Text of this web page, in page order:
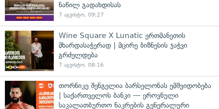
ნაწილ გადახდისას
7 აგვისტო, 09:27
Wine Square X Lunatic ერთმანეთის
მხარდასაჭერად | მცირე ბიზნესის ჯაჭვი
გრძელდება
7 აგვისტო, 08:16
თორნიკე შენგელია ბარსელონას ემშვიდობება
| საქართველოს ბანკი — ეროვნული
საკალათბურთო ნაკრების გენერალური